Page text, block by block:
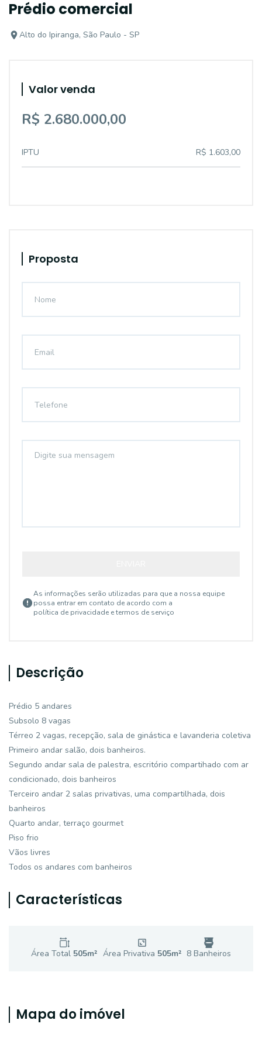
Prédio comercial
Alto do Ipiranga, São Paulo - SP
Valor venda
R$ 2.680.000,00
IPTU R$ 1.603,00
Proposta
As informações serão utilizadas para que a nossa equipe
possa entrar em contato de acordo com a
política de privacidade e termos de serviço
Descrição
Prédio 5 andares
Subsolo 8 vagas
Térreo 2 vagas, recepção, sala de ginástica e lavanderia coletiva
Primeiro andar salão, dois banheiros.
Segundo andar sala de palestra, escritório compartihado com ar
condicionado, dois banheiros
Terceiro andar 2 salas privativas, uma compartilhada, dois
banheiros
Quarto andar, terraço gourmet
Piso frio
Vãos livres
Todos os andares com banheiros
Características
Área Total 505m² Área Privativa 505m² 8Banheiros
Mapa do imóvel